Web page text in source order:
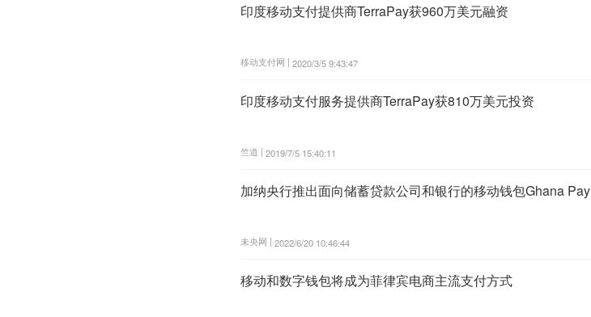
印度移动支付提供商TerraPay获960万美元融资
移动支付网 | 2020/3/5 9:43:47
印度移动支付服务提供商TerraPay获810万美元投资
竺道 | 2019/7/5 15:40:11
加纳央行推出面向储蓄贷款公司和银行的移动钱包Ghana Pay
未央网 | 2022/6/20 10:46:44
移动和数字钱包将成为菲律宾电商主流支付方式